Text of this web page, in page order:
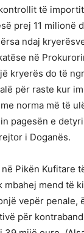
të
prej 11 milionë
ndaj
në
kryerës do të
për raste kur
norma më të
pagesën e
i Doganës.
Pikën Kufitare
mbahej mend të
vepër penale,
për